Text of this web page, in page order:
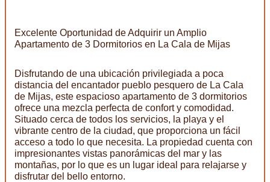
Excelente Oportunidad de Adquirir un Amplio
Apartamento de 3 Dormitorios en La Cala de Mijas
Disfrutando de una ubicación privilegiada a poca
distancia del encantador pueblo pesquero de La Cala
de Mijas, este espacioso apartamento de 3 dormitorios
ofrece una mezcla perfecta de confort y comodidad.
Situado cerca de todos los servicios, la playa y el
vibrante centro de la ciudad, que proporciona un fácil
acceso a todo lo que necesita. La propiedad cuenta con
impresionantes vistas panorámicas del mar y las
montañas, por lo que es un lugar ideal para relajarse y
disfrutar del bello entorno.